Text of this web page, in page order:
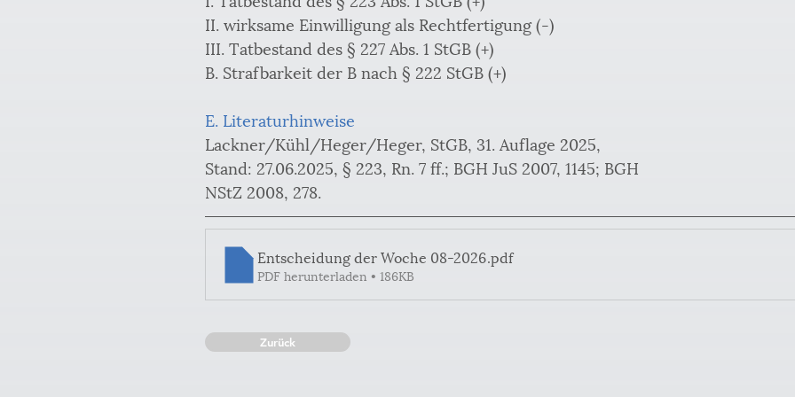
II. wirksame Einwilligung als Rechtfertigung (-)
III. Tatbestand des § 227 Abs. 1 StGB (+)
B. Strafbarkeit der B nach § 222 StGB (+)
E. Literaturhinweise
Lackner/Kühl/Heger/Heger, StGB, 31. Auflage 2025,
Stand: 27.06.2025, § 223, Rn. 7 ff.; BGH JuS 2007, 1145; BGH
NStZ 2008, 278.
Entscheidung der Woche 08-2026.pdf
PDF herunterladen • 186KB
Zurück